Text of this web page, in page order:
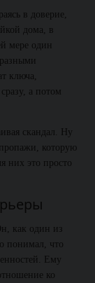
в доверие,
дома, в
мере один
ключа,
а потом
скандал. Ну
которую
них это просто
как один из
понимал, что
Ему
ко